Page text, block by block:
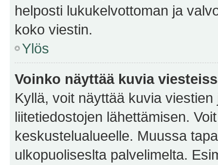
helposti lukukelvottoman ja
koko viestin.
Ylös
Voinko näyttää kuvia
Kyllä, voit näyttää kuvia
liitetiedostojen lähettämisen.
keskustelualueelle. Muussa
ulkopuoliseslta palvelimelta.